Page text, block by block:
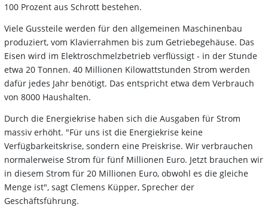
100 Prozent aus Schrott bestehen.
Viele Gussteile werden für den allgemeinen Maschinenbau
produziert, vom Klavierrahmen bis zum Getriebegehäuse. Das
Eisen wird im Elektroschmelzbetrieb verflüssigt - in der Stunde
etwa 20 Tonnen. 40 Millionen Kilowattstunden Strom werden
dafür jedes Jahr benötigt. Das entspricht etwa dem Verbrauch
von 8000 Haushalten.
Durch die Energiekrise haben sich die Ausgaben für Strom
massiv erhöht. "Für uns ist die Energiekrise keine
Verfügbarkeitskrise, sondern eine Preiskrise. Wir verbrauchen
normalerweise Strom für fünf Millionen Euro. Jetzt brauchen wir
in diesem Strom für 20 Millionen Euro, obwohl es die gleiche
Menge ist", sagt Clemens Küpper, Sprecher der
Geschäftsführung.